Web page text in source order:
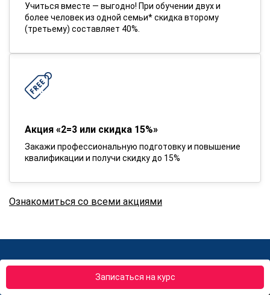
Записаться на курс
Учиться вместе — выгодно! При обучении двух и
более человек из одной семьи* скидка второму
(третьему) составляет 40%.
Акция «2=3 или скидка 15%»
Закажи профессиональную подготовку и повышение
квалификации и получи скидку до 15%
Ознакомиться со всеми акциями
Вернем деньги если обучение не